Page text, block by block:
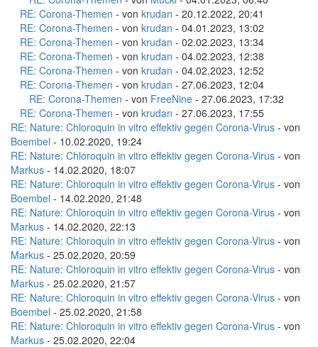
RE: Corona-Themen - von krudan - 20.12.2022, 20:41
RE: Corona-Themen - von krudan - 04.01.2023, 13:02
RE: Corona-Themen - von krudan - 02.02.2023, 13:34
RE: Corona-Themen - von krudan - 04.02.2023, 12:38
RE: Corona-Themen - von krudan - 04.02.2023, 12:52
RE: Corona-Themen - von krudan - 27.06.2023, 12:04
RE: Corona-Themen - von FreeNine - 27.06.2023, 17:32
RE: Corona-Themen - von krudan - 27.06.2023, 17:55
RE: Nature: Chloroquin in vitro effektiv gegen Corona-Virus - von
Boembel - 10.02.2020, 19:24
RE: Nature: Chloroquin in vitro effektiv gegen Corona-Virus - von
Markus - 14.02.2020, 18:07
RE: Nature: Chloroquin in vitro effektiv gegen Corona-Virus - von
Boembel - 14.02.2020, 21:48
RE: Nature: Chloroquin in vitro effektiv gegen Corona-Virus - von
Markus - 14.02.2020, 22:13
RE: Nature: Chloroquin in vitro effektiv gegen Corona-Virus - von
Markus - 25.02.2020, 20:59
RE: Nature: Chloroquin in vitro effektiv gegen Corona-Virus - von
Markus - 25.02.2020, 21:57
RE: Nature: Chloroquin in vitro effektiv gegen Corona-Virus - von
Boembel - 25.02.2020, 21:58
RE: Nature: Chloroquin in vitro effektiv gegen Corona-Virus - von
Markus - 25.02.2020, 22:04